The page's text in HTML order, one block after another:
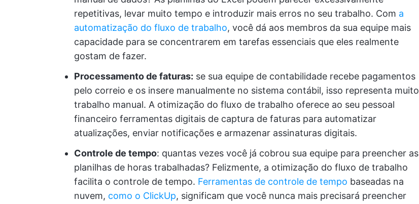
repetitivas, levar muito tempo e introduzir mais erros no seu trabalho. Com a
automatização do fluxo de trabalho, você dá aos membros da sua equipe mais
capacidade para se concentrarem em tarefas essenciais que eles realmente
gostam de fazer.
Processamento de faturas: se sua equipe de contabilidade recebe pagamentos
pelo correio e os insere manualmente no sistema contábil, isso representa muito
trabalho manual. A otimização do fluxo de trabalho oferece ao seu pessoal
financeiro ferramentas digitais de captura de faturas para automatizar
atualizações, enviar notificações e armazenar assinaturas digitais.
Controle de tempo: quantas vezes você já cobrou sua equipe para preencher as
planilhas de horas trabalhadas? Felizmente, a otimização do fluxo de trabalho
facilita o controle de tempo. Ferramentas de controle de tempo baseadas na
nuvem, como o ClickUp, significam que você nunca mais precisará preencher